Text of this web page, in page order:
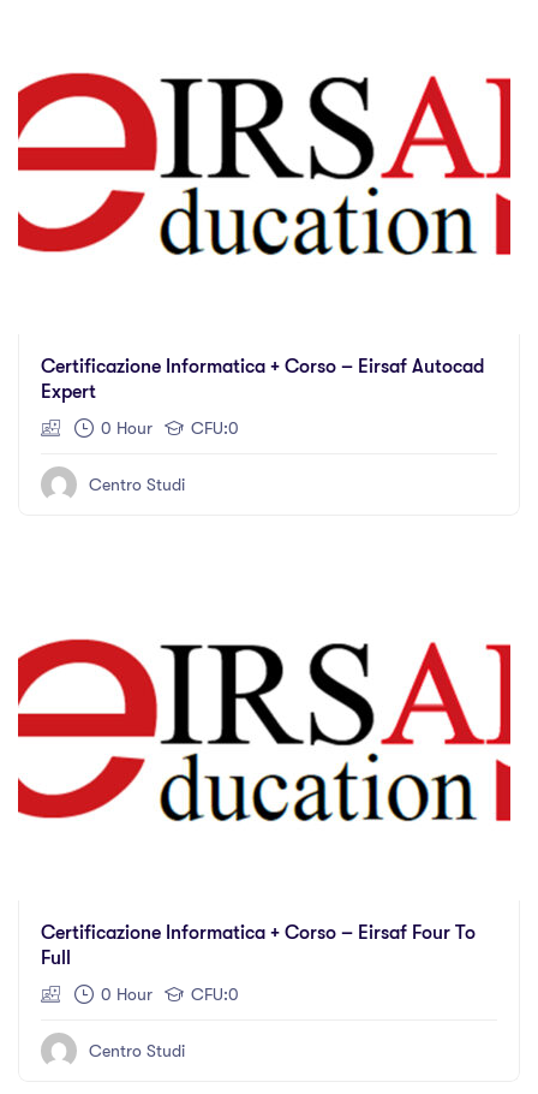
Certificazione Informatica + Corso – Eirsaf Autocad
Expert
0 Hour CFU:0
Centro Studi
Certificazione Informatica + Corso – Eirsaf Four To
Full
0 Hour CFU:0
Centro Studi